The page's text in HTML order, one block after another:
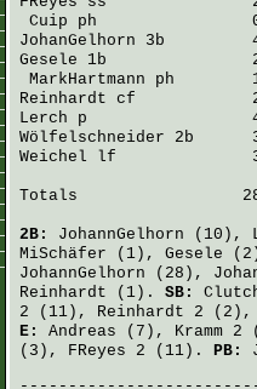
Cuip ph                0
JohanGelhorn 3b         4
Gesele 1b               2
MarkHartmann ph
Reinhardt cf            2
Lerch p                 4
Wölfelschneider 2b
Weichel lf              3
Totals                 28
2B: JohannGelhorn (10),
MiSchäfer (1), Gesele
JohannGelhorn (28),
Reinhardt (1). SB:
2 (11), Reinhardt 2
E: Andreas (7), Kramm 2
(3), FReyes 2 (11). PB: